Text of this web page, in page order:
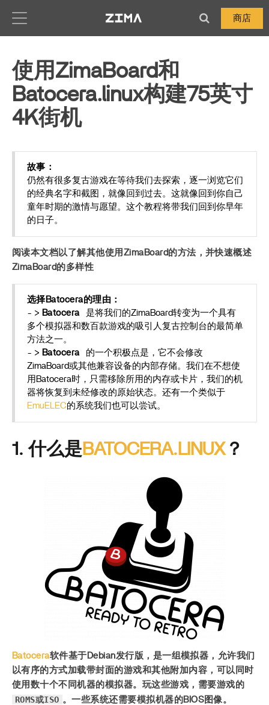
商店
使用ZimaBoard和
Batocera.linux构建75英寸
4K街机
故事：
仍然有很多复古游戏在等待我们去探索，逐一浏览它们
的经典名字和截图，就像回到过去。这就像回到你自己
童年时期的激情与愿望。这个教程将带我们回到你早年
的日子。
阅读本文档以了解其他使用ZimaBoard的方法，并快速概述
ZimaBoard的多样性
选择Batocera的理由：
- > Batocera
是将我们的ZimaBoard转变为一个具有
多个模拟器和数百款游戏的吸引人复古控制台的最简单
方法之一。
- > Batocera
的一个积极点是，它不会修改
ZimaBoard或其他兼容设备的内部存储。我们在不想使
用Batocera时，只需移除所用的内存或卡片，我们的机
器将恢复到未经修改的原始状态。还有一个类似于
EmuELEC的系统我们也可以尝试。
1. 什么是 BATOCERA.LINUX？
Batocera软件基于Debian发行版，是一组模拟器，允许我们
以有序的方式加载带封面的游戏和其他附加内容，可以同时
使用数十个不同机器的模拟器。玩这些游戏，需要游戏的
ROMS或ISO 。一些系统还需要模拟机器的BIOS图像。